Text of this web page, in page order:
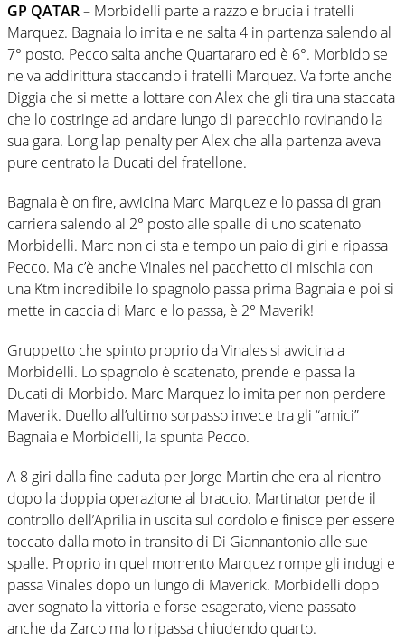
GP QATAR– Morbidelli parte a razzo e brucia i fratelli
Marquez. Bagnaia lo imita e ne salta 4 in partenza salendo al
7° posto. Pecco salta anche Quartararo ed è 6°. Morbido se
ne va addirittura staccando i fratelli Marquez. Va forte anche
Diggia che si mette a lottare con Alex che gli tira una staccata
che lo costringe ad andare lungo di parecchio rovinando la
sua gara. Long lap penalty per Alex che alla partenza aveva
pure centrato la Ducati del fratellone.
Bagnaia è on fire, avvicina Marc Marquez e lo passa di gran
carriera salendo al 2° posto alle spalle di uno scatenato
Morbidelli. Marc non ci sta e tempo un paio di giri e ripassa
Pecco. Ma c’è anche Vinales nel pacchetto di mischia con
una Ktm incredibile lo spagnolo passa prima Bagnaia e poi si
mette in caccia di Marc e lo passa, è 2° Maverik!
Gruppetto che spinto proprio da Vinales si avvicina a
Morbidelli. Lo spagnolo è scatenato, prende e passa la
Ducati di Morbido. Marc Marquez lo imita per non perdere
Maverik. Duello all’ultimo sorpasso invece tra gli “amici”
Bagnaia e Morbidelli, la spunta Pecco.
A 8 giri dalla fine caduta per Jorge Martin che era al rientro
dopo la doppia operazione al braccio. Martinator perde il
controllo dell’Aprilia in uscita sul cordolo e finisce per essere
toccato dalla moto in transito di Di Giannantonio alle sue
spalle. Proprio in quel momento Marquez rompe gli indugi e
passa Vinales dopo un lungo di Maverick. Morbidelli dopo
aver sognato la vittoria e forse esagerato, viene passato
anche da Zarco ma lo ripassa chiudendo quarto.